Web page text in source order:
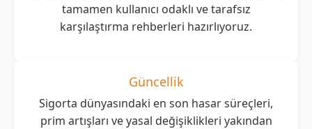
tamamen kullanıcı odaklı ve tarafsız
karşılaştırma rehberleri hazırlıyoruz.
Güncellik
Sigorta dünyasındaki en son hasar süreçleri,
prim artışları ve yasal değişiklikleri yakından